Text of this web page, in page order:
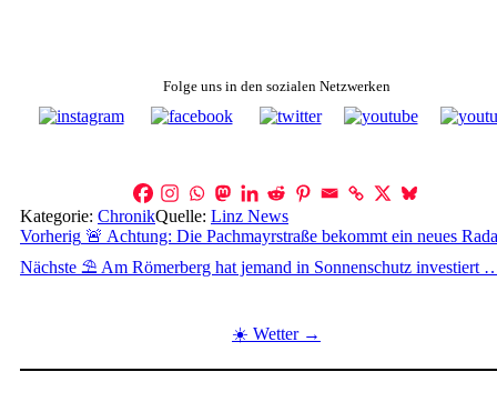
Folge uns in den sozialen Netzwerken
Kategorie: ChronikQuelle: Linz News
Beitragsnavigation
Vorherig 🚨 Achtung: Die Pachmayrstraße bekommt ein neues
Nächste ⛱️ Am Römerberg hat jemand in Sonnenschutz investiert
☀️ Wetter →